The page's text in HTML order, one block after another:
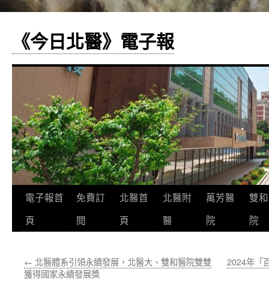
《今日北醫》電子報
跳
至
要
電子報首
頁
免費訂
閱
北醫首
頁
北醫附
醫
萬芳醫
院
雙
院
← 北醫體系引領永續發展，北醫大、雙和醫院雙雙
獲得國家永續發展獎
2024年「